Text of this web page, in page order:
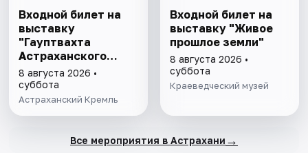
Входной билет на
выставку
"Гауптвахта
Астраханского
гарнизона. XIX в."
8 августа 2026 •
суббота
Астраханский Кремль
Входной билет на
выставку "Живое
прошлое земли"
8 августа 2026 •
суббота
Краеведческий музей
Все мероприятия в Астрахани →